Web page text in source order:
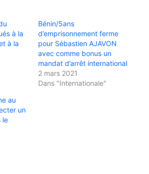
à la
à la
Bénin/5ans
d’emprisonnement ferme
pour Sébastien AJAVON
avec comme bonus un
mandat d’arrêt international
2 mars 2021
Dans "Internationale"
au
un
le